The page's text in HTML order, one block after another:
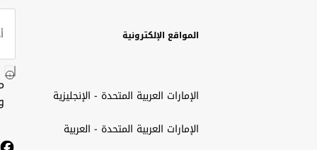
المواقع الإلكترونية
الإمارات العربية المتحدة - الإنجليزية
الإمارات العربية المتحدة - العربية